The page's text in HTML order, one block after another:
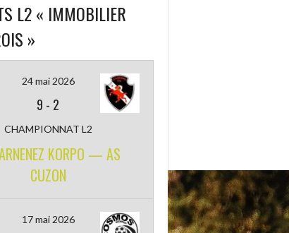
L2 « IMMOBILIER
»
24 mai 2026
9 - 2
CHAMPIONNAT L2
KORPO — AS
CUZON
17 mai 2026